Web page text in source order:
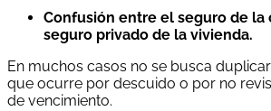
Confusión entre el seguro de la
seguro privado de la vivienda.
En muchos casos no se busca
que ocurre por descuido o por no
de vencimiento.